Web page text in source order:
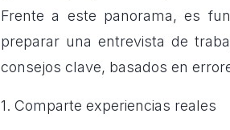
Frente a este panorama, es
preparar una entrevista de
consejos clave, basados en
1. Comparte experiencias reales